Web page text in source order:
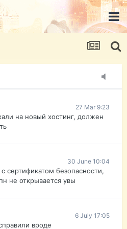
https://pasport-ua.com/
без VPN сайт и форум
27 Mar 9:23
на новый хостинг, должен
30 June 10:04
сертификатом безопасности,
не открывается увы
6 July 17:05
вроде